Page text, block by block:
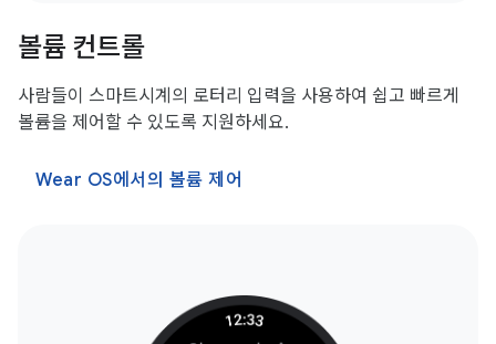
볼륨 컨트롤
사람들이 스마트시계의 로터리 입력을 사용하여 쉽고 빠르게
볼륨을 제어할 수 있도록 지원하세요.
Wear OS에서의 볼륨 제어